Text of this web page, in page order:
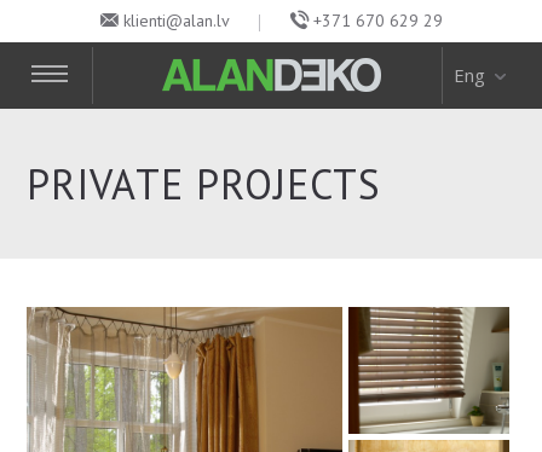
klienti@alan.lv +371 670 629 29
Eng
PRIVATE PROJECTS